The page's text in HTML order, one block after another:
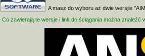
A masz do wyboru aż dwie wersjie
Co zawierają te wersje i link do ściągania można znaleźć